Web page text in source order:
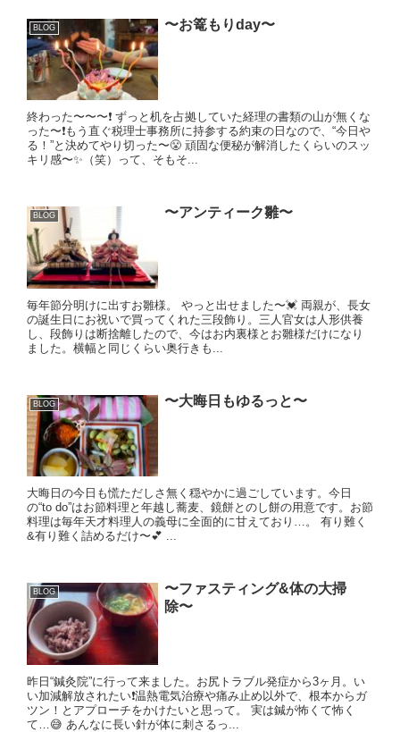
BLOG 〜お篭もりday〜
終わった〜〜〜❗️ ずっと机を占拠していた経理の書類の山が無くな
った〜❗️もう直ぐ税理士事務所に持参する約束の日なので、“今日や
る！”と決めてやり切った〜😤 頑固な便秘が解消したくらいのスッ
キリ感〜✨（笑）って、そもそ...
BLOG 〜アンティーク雛〜
毎年節分明けに出すお雛様。 やっと出せました〜💓 両親が、長女
の誕生日にお祝いで買ってくれた三段飾り。三人官女は人形供養
し、段飾りは断捨離したので、今はお内裏様とお雛様だけになり
ました。横幅と同じくらい奥行きも...
BLOG 〜大晦日もゆるっと〜
大晦日の今日も慌ただしさ無く穏やかに過ごしています。今日
の“to do”はお節料理と年越し蕎麦、鏡餅とのし餅の用意です。お節
料理は毎年天才料理人の義母に全面的に甘えており…。 有り難く
&有り難く詰めるだけ〜💕 ...
BLOG
〜ファスティング&体の大掃
除〜
昨日“鍼灸院”に行って来ました。お尻トラブル発症から3ヶ月。い
い加減解放されたい❗️温熱電気治療や痛み止め以外で、根本からガ
ツン！とアプローチをかけたいと思って。 実は鍼が怖くて怖く
て…😅 あんなに長い針が体に刺さるっ...